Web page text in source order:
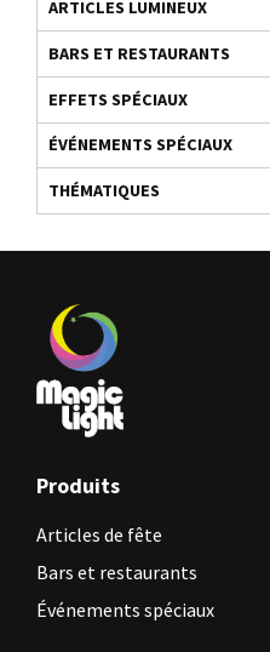
ARTICLES LUMINEUX
BARS ET RESTAURANTS
EFFETS SPÉCIAUX
ÉVÉNEMENTS SPÉCIAUX
THÉMATIQUES
Produits
Articles de fête
Bars et restaurants
Événements spéciaux